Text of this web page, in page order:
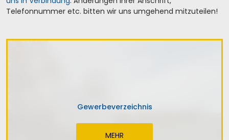
Telefonnummer etc. bitten wir uns umgehend mitzuteilen!
Gewerbeverzeichnis
MEHR